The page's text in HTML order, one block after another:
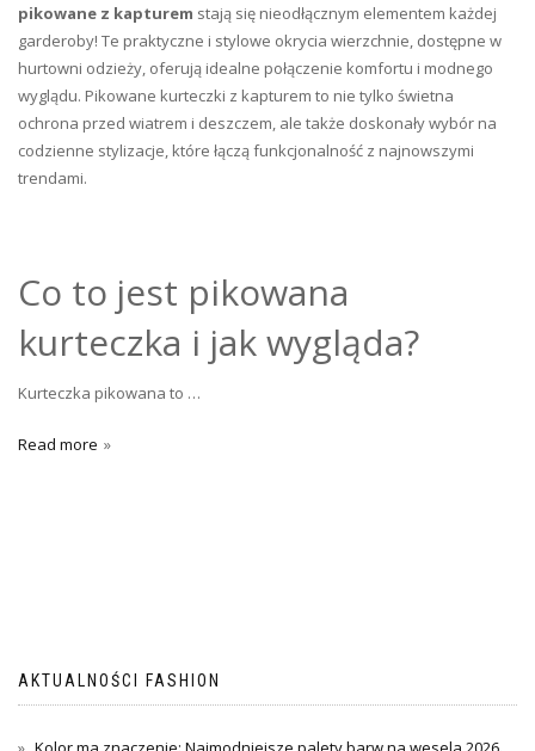
pikowane z kapturem stają się nieodłącznym elementem każdej
garderoby! Te praktyczne i stylowe okrycia wierzchnie, dostępne w
hurtowni odzieży, oferują idealne połączenie komfortu i modnego
wyglądu. Pikowane kurteczki z kapturem to nie tylko świetna
ochrona przed wiatrem i deszczem, ale także doskonały wybór na
codzienne stylizacje, które łączą funkcjonalność z najnowszymi
trendami.
Co to jest pikowana
kurteczka i jak wygląda?
Kurteczka pikowana to …
Read more
AKTUALNOŚCI FASHION